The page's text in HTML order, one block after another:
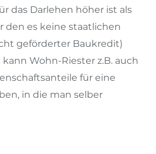
das Darlehen höher ist als
den es keine staatlichen
geförderter Baukredit)
Wohn-Riester z.B. auch
für eine
in die man selber